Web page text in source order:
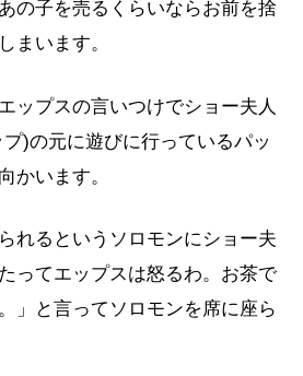
の子を売るくらいならお前を捨
まいます。
ップスの言いつけでショー夫人
)の元に遊びに行っているパッ
かいます。
れるというソロモンにショー夫
ってエップスは怒るわ。お茶で
」と言ってソロモンを席に座ら